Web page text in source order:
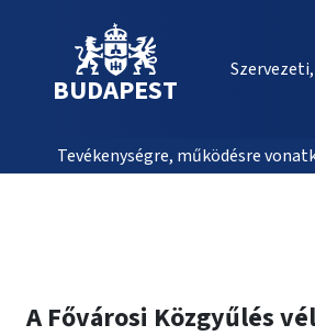
BUDAPEST
Tevékenységre, működésre
A Fővárosi Közgyűlés